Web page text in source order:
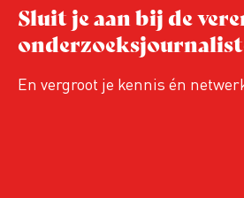
Sluit je aan bij de
En vergroot je kennis én